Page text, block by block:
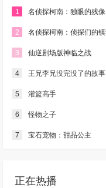
1 名侦探柯南：独眼的残像
2 名侦探柯南：侦探们的
3 仙逆剧场版神临之战
4 王兄李兄没完没了的故事
5 灌篮高手
6 怪物之子
7 宝石宠物：甜品公主
正在热播